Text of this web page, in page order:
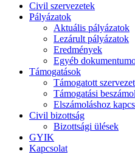
Civil szervezetek
Pályázatok
Aktuális pályázatok
Lezárult pályázatok
Eredmények
Egyéb
Támogatások
Támogatott
Támogatási
Elszámoláshoz
Civil bizottság
Bizottsági ülések
GYIK
Kapcsolat